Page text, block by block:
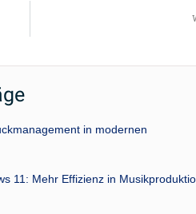
in modernen
11: Mehr Effizienz in